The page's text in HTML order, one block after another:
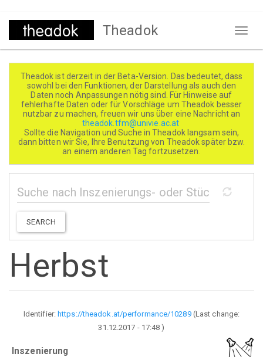
Direkt
Theadok
Theadok ist derzeit in der Beta-Version. Das bedeutet, dass
sowohl bei den Funktionen, der Darstellung als auch den
Daten noch Anpassungen nötig sind. Für Hinweise auf
fehlerhafte Daten oder für Vorschläge um Theadok besser
nutzbar zu machen, freuen wir uns über eine Nachricht an
theadok.tfm@univie.ac.at
Sollte die Navigation und Suche in Theadok langsam sein,
dann bitten wir Sie, Ihre Benutzung von Theadok später bzw.
an einem anderen Tag fortzusetzen.
SEARCH
Herbst
Identifier:https://theadok.at/performance/10289(Last change:
31.12.2017 - 17:48 )
Inszenierung